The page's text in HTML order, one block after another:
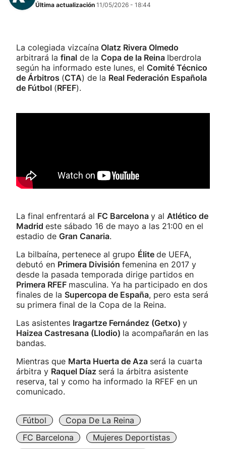
Última actualización 11/05/2026 - 18:44
La colegiada vizcaína Olatz Rivera Olmedo
arbitrará la final de la Copa de la Reina Iberdrola
según ha informado este lunes, el Comité Técnico
de Árbitros (CTA) de la Real Federación Española
de Fútbol (RFEF).
La final enfrentará al FC Barcelona y al Atlético de
Madrid este sábado 16 de mayo a las 21:00 en el
estadio de Gran Canaria.
La bilbaína, pertenece al grupo Élite de UEFA,
debutó en Primera División femenina en 2017 y
desde la pasada temporada dirige partidos en
Primera RFEF masculina. Ya ha participado en dos
finales de la Supercopa de España, pero esta será
su primera final de la Copa de la Reina.
Las asistentes Iragartze Fernández (Getxo) y
Haizea Castresana (Llodio) la acompañarán en las
bandas.
Mientras que Marta Huerta de Aza será la cuarta
árbitra y Raquel Díaz será la árbitra asistente
reserva, tal y como ha informado la RFEF en un
comunicado.
Fútbol
Copa De La Reina
FC Barcelona
Mujeres Deportistas